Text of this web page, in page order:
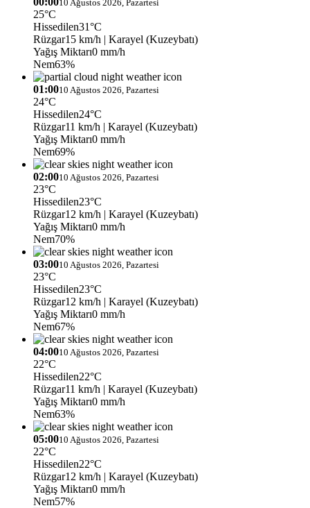
10 Ağustos 2026, Pazartesi
25°C
Hissedilen31°C
Rüzgar15 km/h | Karayel (Kuzeybatı)
Yağış Miktarı0 mm/h
Nem63%
01:0010 Ağustos 2026, Pazartesi
24°C
Hissedilen24°C
Rüzgar11 km/h | Karayel (Kuzeybatı)
Yağış Miktarı0 mm/h
Nem69%
02:0010 Ağustos 2026, Pazartesi
23°C
Hissedilen23°C
Rüzgar12 km/h | Karayel (Kuzeybatı)
Yağış Miktarı0 mm/h
Nem70%
03:0010 Ağustos 2026, Pazartesi
23°C
Hissedilen23°C
Rüzgar12 km/h | Karayel (Kuzeybatı)
Yağış Miktarı0 mm/h
Nem67%
04:0010 Ağustos 2026, Pazartesi
22°C
Hissedilen22°C
Rüzgar11 km/h | Karayel (Kuzeybatı)
Yağış Miktarı0 mm/h
Nem63%
05:0010 Ağustos 2026, Pazartesi
22°C
Hissedilen22°C
Rüzgar12 km/h | Karayel (Kuzeybatı)
Yağış Miktarı0 mm/h
Nem57%